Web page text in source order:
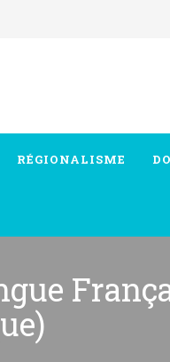
RÉGIONALISME